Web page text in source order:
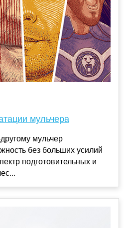
мульчера
мульчер
без больших усилий
подготовительных и
Качес...